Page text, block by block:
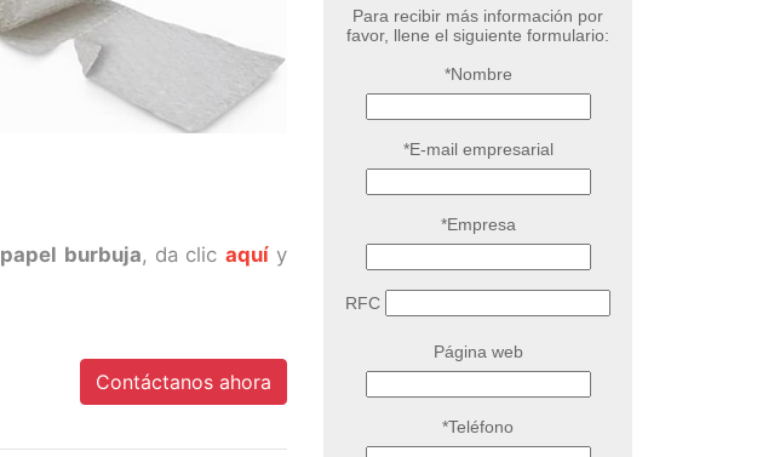
papel burbuja, da clic aquíy
Contáctanos ahora
Para recibir más información por
favor, llene el siguiente formulario:
*Nombre
*E-mail empresarial
*Empresa
RFC
Página web
*Teléfono